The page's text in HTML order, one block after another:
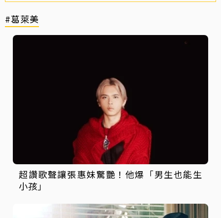
#葛萊美
超讚歌聲讓張惠妹驚艷！他爆「男生也能生
小孩」